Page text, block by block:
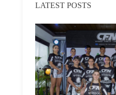
LATEST POSTS